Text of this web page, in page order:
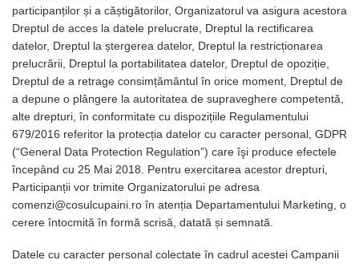
participanților și a căștigătorilor, Organizatorul va asigura acestora
Dreptul de acces la datele prelucrate, Dreptul la rectificarea
datelor, Dreptul la ștergerea datelor, Dreptul la restricționarea
prelucrării, Dreptul la portabilitatea datelor, Dreptul de opoziție,
Dreptul de a retrage consimțământul în orice moment, Dreptul de
a depune o plângere la autoritatea de supraveghere competentă,
alte drepturi, în conformitate cu dispozițiile Regulamentului
679/2016 referitor la protecția datelor cu caracter personal, GDPR
(“General Data Protection Regulation”) care îşi produce efectele
începând cu 25 Mai 2018. Pentru exercitarea acestor drepturi,
Participanții vor trimite Organizatorului pe adresa
comenzi@cosulcupaini.ro în atenția Departamentului Marketing, o
cerere întocmită în formă scrisă, datată și semnată.
Datele cu caracter personal colectate în cadrul acestei Campanii